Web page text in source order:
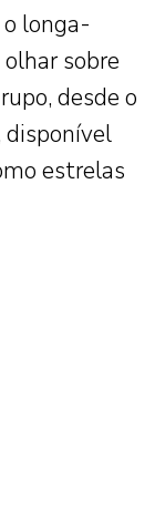
longa-
sobre
desde o
disponível
estrelas